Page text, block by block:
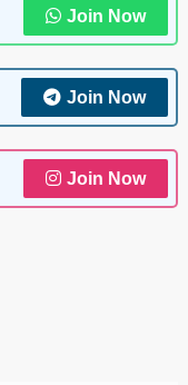
Join Now
Join Now
Join Now